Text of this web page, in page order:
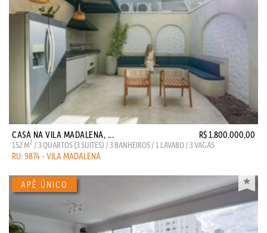
CASA NA VILA MADALENA, ... R$ 1.800.000,00
152 M2 / 3 QUARTOS (3 SUITES) / 3 BANHEIROS / 1 LAVABO / 3 VAGAS
RU: 9874 - VILA MADALENA